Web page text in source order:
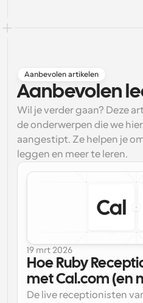
Aanbevolen artikelen
Aanbevolen
Wil je verder gaan? Deze
de onderwerpen die we
aangestipt. Ze helpen je
leggen en meer te leren.
19 mrt 2026
Hoe Ruby
met Cal.com (en
zorgen maken
De live receptionisten